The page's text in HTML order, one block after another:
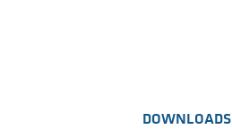
DOWNLOADS